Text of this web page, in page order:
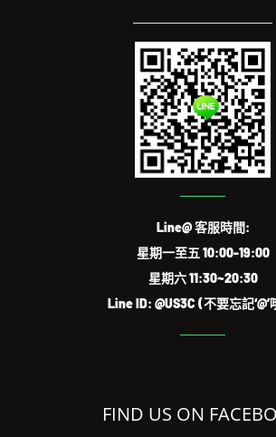
Line@ 客服時間:
星期一至五 10:00-19:00
星期六 11:30~20:30
Line ID: @US3C (不要忘記‘@’
FIND US ON